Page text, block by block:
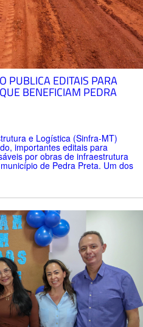
PUBLICA EDITAIS PARA
BENEFICIAM PEDRA
e Logística (Sinfra-MT)
importantes editais para
por obras de infraestrutura
de Pedra Preta. Um dos